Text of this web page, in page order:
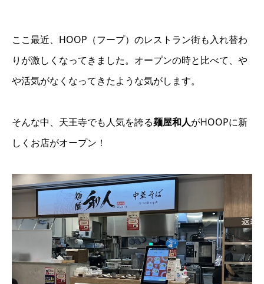
ここ最近、HOOP（フープ）のレストラン街も入れ替わ
りが激しくなってきました。オープンの時と比べて、や
や活気がなくなってきたような気がします。
そんな中、天王寺でも人気を誇る麺屋和人がHOOPに新
しくお店がオープン！